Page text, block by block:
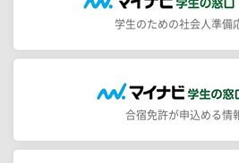
学生のための社会人準備
合宿免許が申込める情